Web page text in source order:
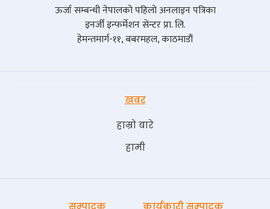
ऊर्जा सम्बन्धी नेपालको पहिलो अनलाइन पत्रिका
इनर्जी इन्फर्मेशन सेन्टर प्रा. लि.
हेमन्तमार्ग-११, बबरमहल, काठमाडौं
खबर
हाम्रो बारे
हामी
सम्पादक कार्यकारी सम्पादक